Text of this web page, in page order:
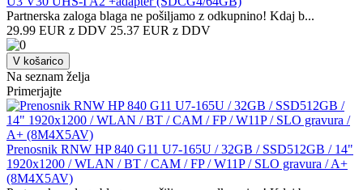
Partnerska zaloga blaga ne pošiljamo z odkupnino! ​Kdaj b...
29.99 EUR z DDV 25.37 EUR z DDV
V košarico
Na seznam želja
Primerjajte
Prenosnik RNW HP 840 G11 U7-165U / 32GB / SSD512GB / 14"
1920x1200 / WLAN / BT / CAM / FP / W11P / SLO gravura / A+
(8M4X5AV)